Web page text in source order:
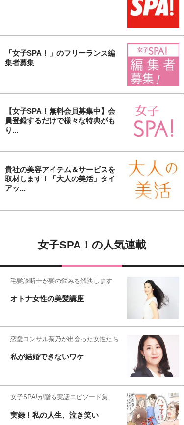
「女子SPA！」のフリーランス編
集者募集
【女子SPA！無料会員募集中】会
員登録するだけで様々な特典がも
り...
貴社の美容アイテム＆サービスを
取材します！「大人の美活」タイ
アッ...
女子SPA！の人気連載
毛髪診断士が髪の悩みを解決します
オトナ女性の美髪講座
恋愛コンサル菊乃が出会った女性たち
私が結婚できないワケ
女子SPA!が贈る実話エピソード集
実録！私の人生、泣き笑い